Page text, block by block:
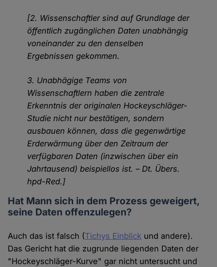
[2. Wissenschaftler sind auf Grundlage der
öffentlich zugänglichen Daten unabhängig
voneinander zu den denselben
Ergebnissen gekommen.
3. Unabhägige Teams von
Wissenschaftlern haben die zentrale
Erkenntnis der originalen Hockeyschläger-
Studie nicht nur bestätigen, sondern
ausbauen können, dass die gegenwärtige
Erderwärmung über den Zeitraum der
verfügbaren Daten (inzwischen über ein
Jahrtausend) beispiellos ist. – Dt. Übers.
hpd-Red.]
Hat Mann sich in dem Prozess geweigert,
seine Daten offenzulegen?
Auch das ist falsch (Tichys Einblick und andere).
Das Gericht hat die zugrunde liegenden Daten der
"Hockeyschläger-Kurve" gar nicht untersucht und